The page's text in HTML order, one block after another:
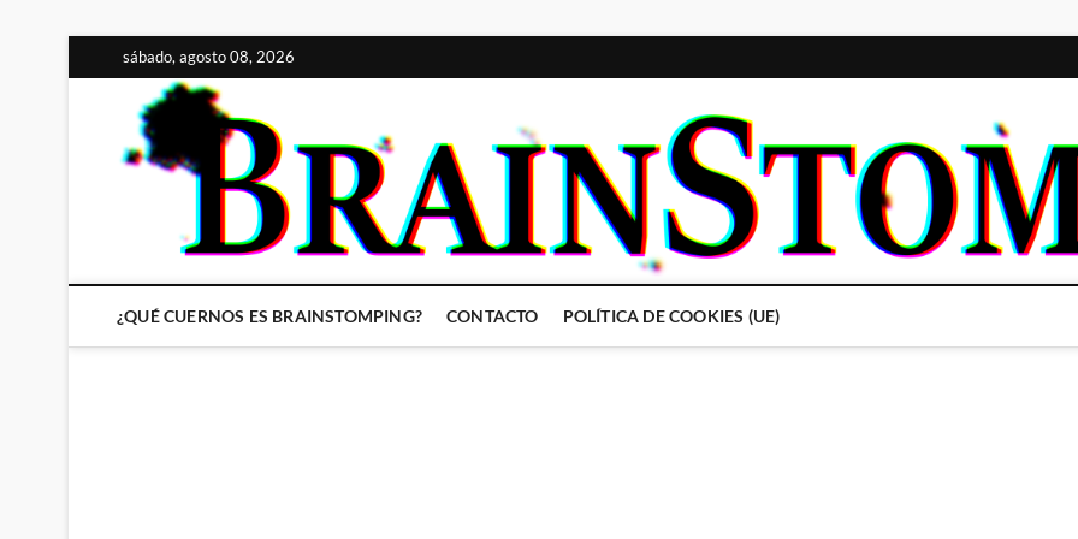
al
contenido
sábado, agosto 08, 2026
¿QUÉ CUERNOS ES BRAINSTOMPING? CONTACTO POLÍTICA DE COOKIES (UE)